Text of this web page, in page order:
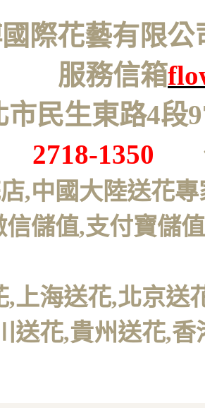
際花藝有限
服務信箱
市民生東路4
2718-1350
,中國大陸送花
信儲值,支付寶儲
,上海送花,北京送
送花,貴州送花,